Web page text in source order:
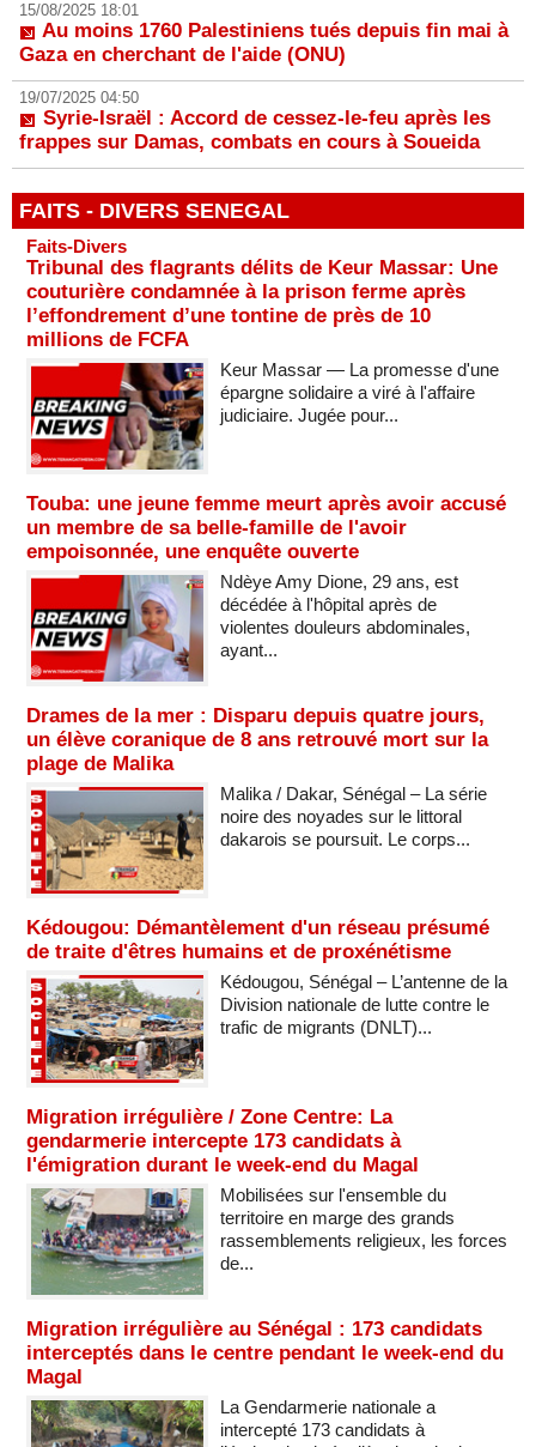
15/08/2025 18:01
Au moins 1760 Palestiniens tués depuis fin mai à
Gaza en cherchant de l'aide (ONU)
19/07/2025 04:50
Syrie-Israël : Accord de cessez-le-feu après les
frappes sur Damas, combats en cours à Soueida
FAITS - DIVERS SENEGAL
Faits-Divers
Tribunal des flagrants délits de Keur Massar: Une
couturière condamnée à la prison ferme après
l’effondrement d’une tontine de près de 10
millions de FCFA
Keur Massar — La promesse d'une
épargne solidaire a viré à l'affaire
judiciaire. Jugée pour...
Touba: une jeune femme meurt après avoir accusé
un membre de sa belle-famille de l'avoir
empoisonnée, une enquête ouverte
Ndèye Amy Dione, 29 ans, est
décédée à l'hôpital après de
violentes douleurs abdominales,
ayant...
Drames de la mer : Disparu depuis quatre jours,
un élève coranique de 8 ans retrouvé mort sur la
plage de Malika
Malika / Dakar, Sénégal – La série
noire des noyades sur le littoral
dakarois se poursuit. Le corps...
Kédougou: Démantèlement d'un réseau présumé
de traite d'êtres humains et de proxénétisme
Kédougou, Sénégal – L’antenne de la
Division nationale de lutte contre le
trafic de migrants (DNLT)...
Migration irrégulière / Zone Centre: La
gendarmerie intercepte 173 candidats à
l'émigration durant le week-end du Magal
Mobilisées sur l'ensemble du
territoire en marge des grands
rassemblements religieux, les forces
de...
Migration irrégulière au Sénégal : 173 candidats
interceptés dans le centre pendant le week-end du
Magal
La Gendarmerie nationale a
intercepté 173 candidats à